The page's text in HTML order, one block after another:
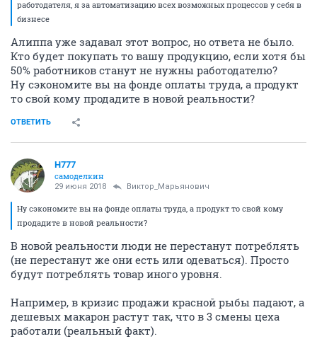
работодателя, я за автоматизацию всех возможных процессов у себя в
бизнесе
Алиппа уже задавал этот вопрос, но ответа не было.
Кто будет покупать то вашу продукцию, если хотя бы
50% работников станут не нужны работодателю?
Ну сэкономите вы на фонде оплаты труда, а продукт
то свой кому продадите в новой реальности?
ОТВЕТИТЬ
H777
самоделкин
29 июня 2018 Виктор_Марьянович
Ну сэкономите вы на фонде оплаты труда, а продукт то свой кому
продадите в новой реальности?
В новой реальности люди не перестанут потреблять
(не перестанут же они есть или одеваться). Просто
будут потреблять товар иного уровня.
Например, в кризис продажи красной рыбы падают, а
дешевых макарон растут так, что в 3 смены цеха
работали (реальный факт).